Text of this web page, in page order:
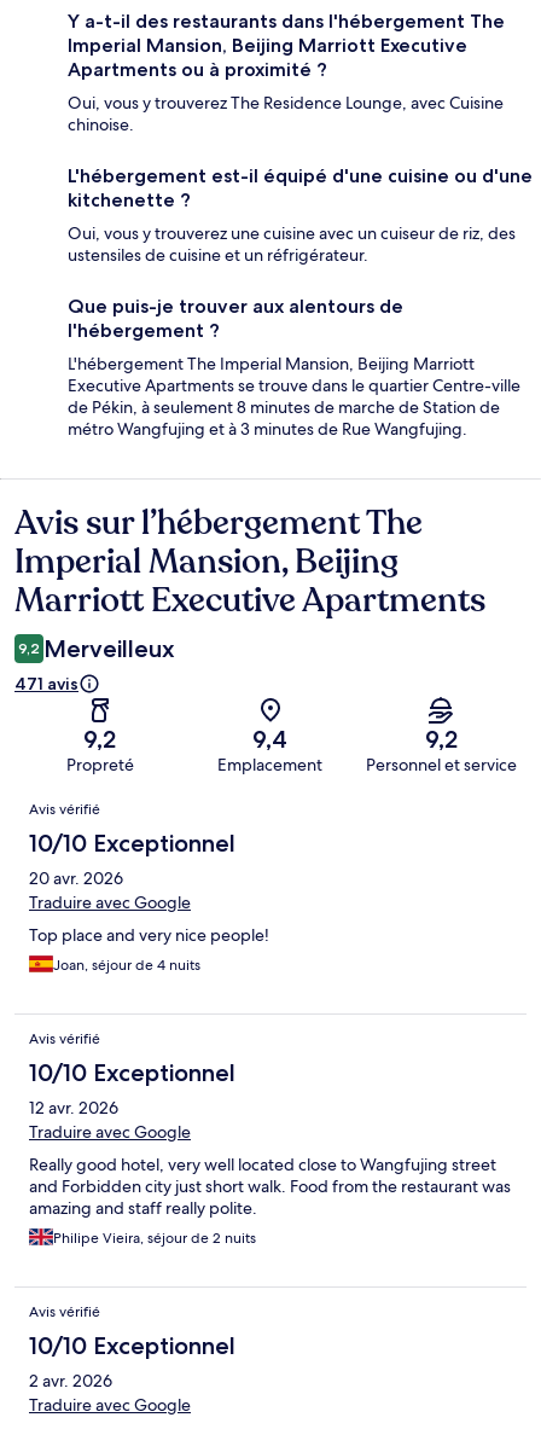
Y a-t-il des restaurants dans l'hébergement The
Imperial Mansion, Beijing Marriott Executive
Apartments ou à proximité ?
Oui, vous y trouverez The Residence Lounge, avec Cuisine
chinoise.
L'hébergement est-il équipé d'une cuisine ou d'une
kitchenette ?
Oui, vous y trouverez une cuisine avec un cuiseur de riz, des
ustensiles de cuisine et un réfrigérateur.
Que puis-je trouver aux alentours de
l'hébergement ?
L'hébergement The Imperial Mansion, Beijing Marriott
Executive Apartments se trouve dans le quartier Centre-ville
de Pékin, à seulement 8 minutes de marche de Station de
métro Wangfujing et à 3 minutes de Rue Wangfujing.
Avis
Avis sur l’hébergement The
Imperial Mansion, Beijing
Marriott Executive Apartments
9,2 Merveilleux
471 avis
9,2
Propreté
9,4
Emplacement
9,2
Personnel et service
Avis
Avis vérifié
10/10 Exceptionnel
20 avr. 2026
Traduire avec Google
Top place and very nice people!
Joan, séjour de 4 nuits
Avis vérifié
10/10 Exceptionnel
12 avr. 2026
Traduire avec Google
Really good hotel, very well located close to Wangfujing street
and Forbidden city just short walk. Food from the restaurant was
amazing and staff really polite.
Philipe Vieira, séjour de 2 nuits
Avis vérifié
10/10 Exceptionnel
2 avr. 2026
Traduire avec Google